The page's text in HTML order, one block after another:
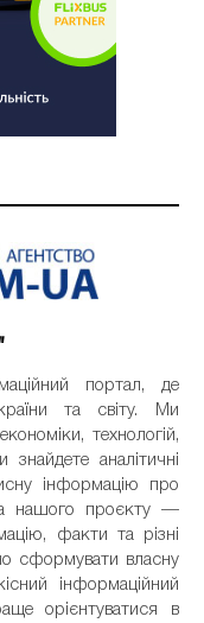
портал, де
та світу. Ми
технологій,
знайдете аналітичні
інформацію про
нашого проєкту —
факти та різні
сформувати власну
інформаційний
орієнтуватися в